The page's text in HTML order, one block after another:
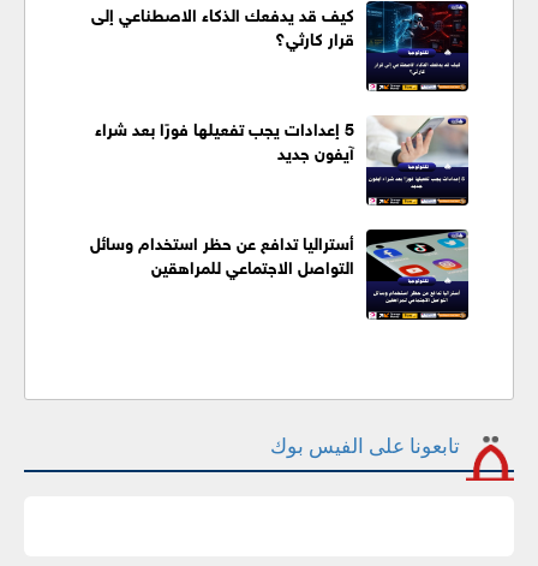
كيف قد يدفعك الذكاء الاصطناعي إلى
قرار كارثي؟
5 إعدادات يجب تفعيلها فورًا بعد شراء
آيفون جديد
أستراليا تدافع عن حظر استخدام وسائل
التواصل الاجتماعي للمراهقين
تابعونا على الفيس بوك